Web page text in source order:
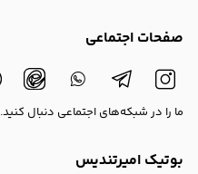
صفحات اجتماعی
ما را در شبکه‌های اجتماعی دنبال کنید.
بوتیک امیرتندیس